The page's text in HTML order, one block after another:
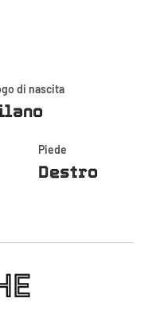
di nascita
Piede
Destro